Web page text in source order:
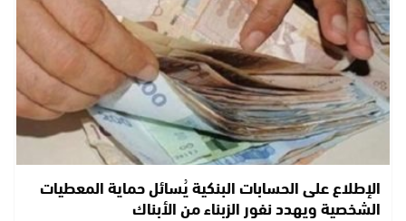
الإطلاع على الحسابات البنكية يُسائل حماية المعطيات
الشخصية ويهدد نفور الزبناء من الأبناك